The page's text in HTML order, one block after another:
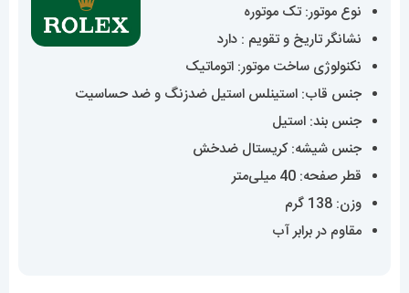
نوع موتور: تک موتوره
نشانگر تاریخ و تقویم : دارد
نکنولوژی ساخت موتور: اتوماتیک
جنس قاب: استینلس استیل ضدزنگ و ضد حساسیت
جنس بند: استیل
جنس شیشه: کریستال ضدخش
قطر صفحه: 40 میلی‌متر
وزن: 138 گرم
مقاوم در برابر آب